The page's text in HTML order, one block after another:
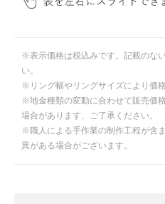
※表示価格は税込みです。記載のな
い。
※リング幅やリングサイズにより価格
※地金種類の変動に合わせて販売価
場合があります、ご了承ください。
※職人による手作業の制作工程が含
異がある場合がございます。